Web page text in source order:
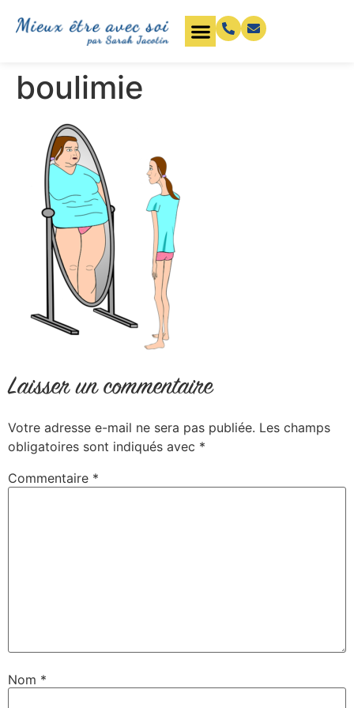
boulimie
Laisser un commentaire
Votre adresse e-mail ne sera pas publiée. Les champs
obligatoires sont indiqués avec *
Commentaire *
Nom *